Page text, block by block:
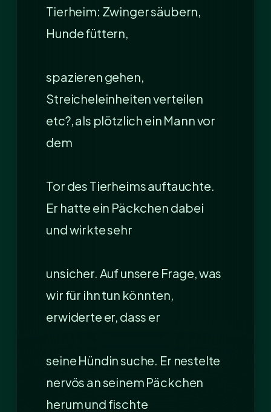
Tierheim: Zwinger säubern,
Hunde füttern,
spazieren gehen,
Streicheleinheiten verteilen
etc?, als plötzlich ein Mann vor
dem
Tor des Tierheims auftauchte.
Er hatte ein Päckchen dabei
und wirkte sehr
unsicher. Auf unsere Frage, was
wir für ihn tun könnten,
erwiderte er, dass er
seine Hündin suche. Er nestelte
nervös an seinem Päckchen
herum und fischte